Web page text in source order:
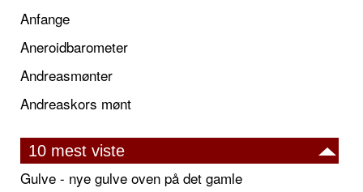
Anfange
Aneroidbarometer
Andreasmønter
Andreaskors mønt
10 mest viste
Gulve - nye gulve oven på det gamle